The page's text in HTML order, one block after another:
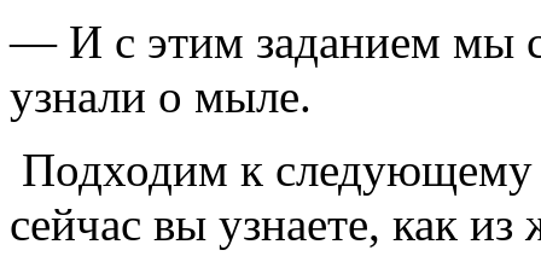
— И с этим заданием мы
узнали о мыле.
Подходим к следующему
сейчас вы узнаете, как